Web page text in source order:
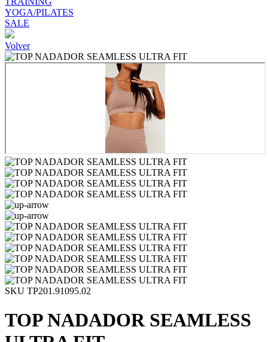
YOGA/PILATES
SALE
Volver
SKU TP201.91095.02
TOP NADADOR SEAMLESS